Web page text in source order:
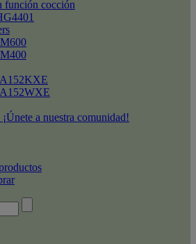
función cocción
¡Únete a nuestra comunidad!